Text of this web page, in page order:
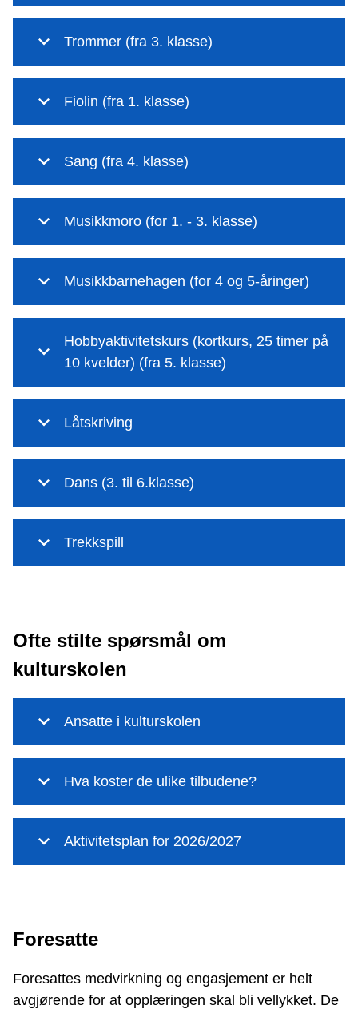
Trommer (fra 3. klasse)
Fiolin (fra 1. klasse)
Sang (fra 4. klasse)
Musikkmoro (for 1. - 3. klasse)
Musikkbarnehagen (for 4 og 5-åringer)
Hobbyaktivitetskurs (kortkurs, 25 timer på
10 kvelder) (fra 5. klasse)
Låtskriving
Dans (3. til 6.klasse)
Trekkspill
Ofte stilte spørsmål om
kulturskolen
Ansatte i kulturskolen
Hva koster de ulike tilbudene?
Aktivitetsplan for 2026/2027
Foresatte
Foresattes medvirkning og engasjement er helt
avgjørende for at opplæringen skal bli vellykket. De